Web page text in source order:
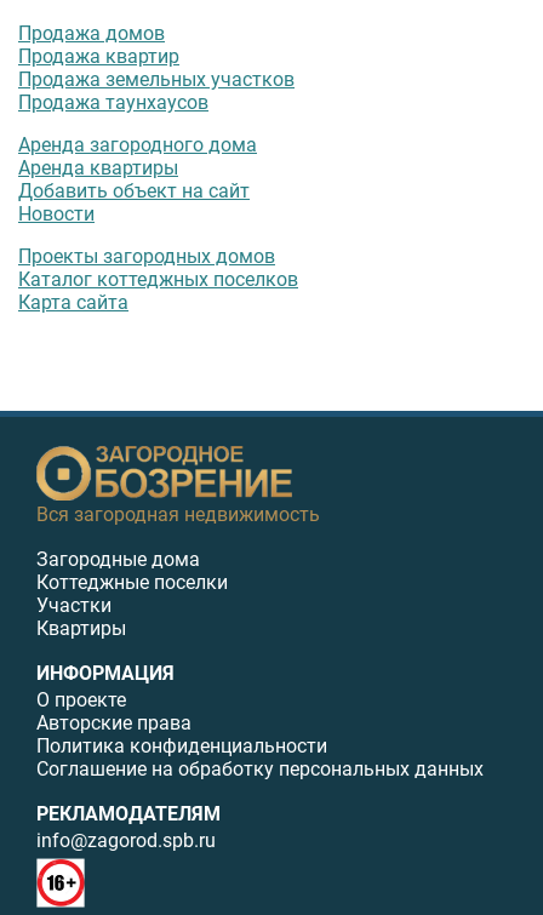
Продажа домов
Продажа квартир
Продажа земельных участков
Продажа таунхаусов
Аренда загородного дома
Аренда квартиры
Добавить объект на сайт
Новости
Проекты загородных домов
Каталог коттеджных поселков
Карта сайта
Вся загородная недвижимость
Загородные дома
Коттеджные поселки
Участки
Квартиры
ИНФОРМАЦИЯ
О проекте
Авторские права
Политика конфиденциальности
Соглашение на обработку персональных данных
РЕКЛАМОДАТЕЛЯМ
info@zagorod.spb.ru